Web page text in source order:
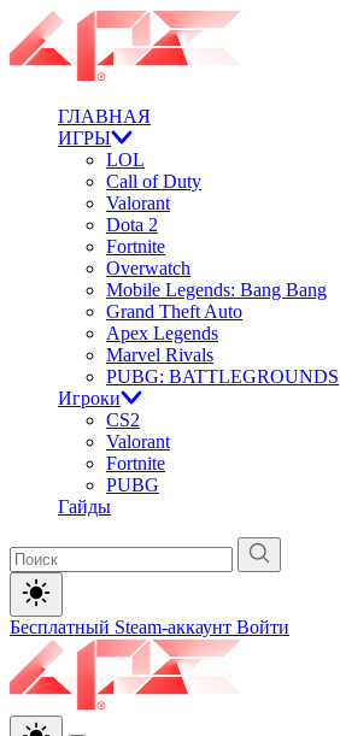
ГЛАВНАЯ
ИГРЫ
LOL
Call of Duty
Valorant
Dota 2
Fortnite
Overwatch
Mobile Legends: Bang Bang
Grand Theft Auto
Apex Legends
Marvel Rivals
PUBG: BATTLEGROUNDS
Игроки
CS2
Valorant
Fortnite
PUBG
Гайды
Бесплатный Steam-аккаунт Войти